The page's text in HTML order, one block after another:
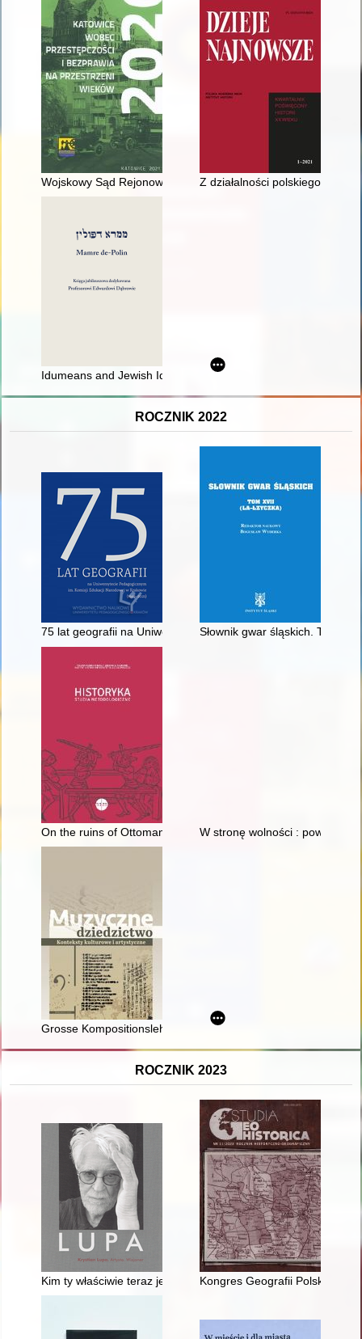
Wojskowy Sąd Rejonowy w Katowicach/Stalinogrodzie
Z działalności polskiego
Idumeans and Jewish Identity
ROCZNIK 2022
75 lat geografii na Uniwersytecie Pedagogicznym im. Komisji
Słownik gwar śląskich. T. 17,
On the ruins of Ottoman Empires : Edip Adivar’s narration of
W stronę wolności : powstanie
Grosse Kompositionslehre" Hugo Riemanna i jej recepcja w
ROCZNIK 2023
Kim ty właściwie teraz jesteś?" Kongres Geografii Polskiej,